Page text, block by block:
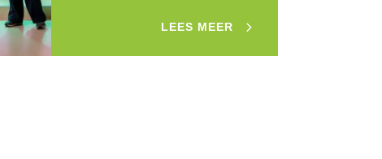
LEES MEER